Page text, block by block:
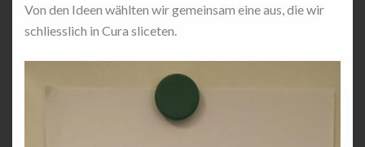
Von den Ideen wählten wir gemeinsam eine aus, die wir
schliesslich in Cura sliceten.